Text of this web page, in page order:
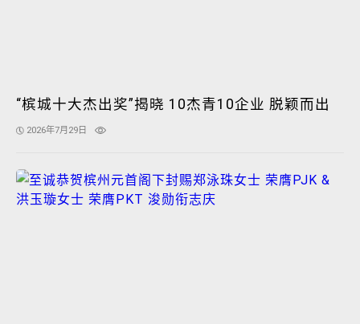
“槟城十大杰出奖”揭晓 10杰青10企业 脱颖而出
2026年7月29日